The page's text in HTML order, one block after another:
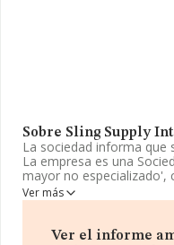
Sobre Sling Supply
La sociedad informa que
La empresa es una
mayor no especializado',
Dentro del ranking de
puestos en el ranking
Ver más
Ver el informe